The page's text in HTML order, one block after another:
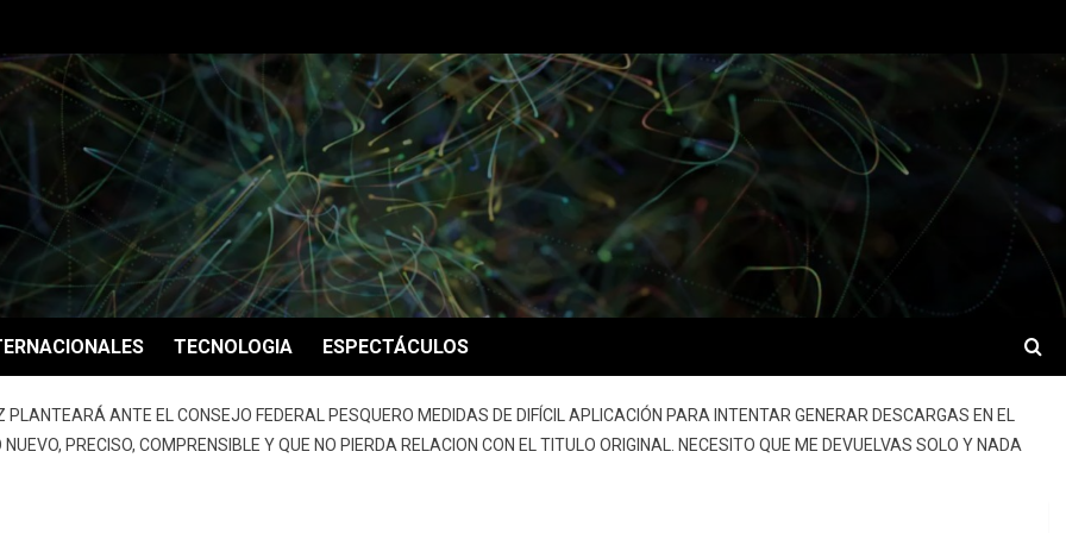
TECNOLOGIA ESPECTÁCULOS
PLANTEARÁ ANTE EL CONSEJO FEDERAL PESQUERO MEDIDAS DE DIFÍCIL APLICACIÓN PARA INTENTAR GENERAR DESCARGAS EN EL
PRECISO, COMPRENSIBLE Y QUE NO PIERDA RELACION CON EL TITULO ORIGINAL. NECESITO QUE ME DEVUELVAS SOLO Y NADA